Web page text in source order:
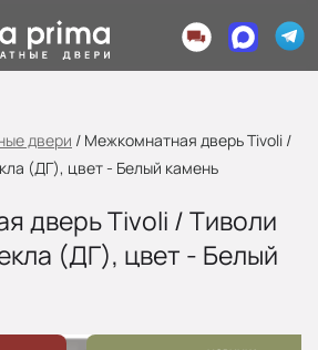
двери / Межкомнатная дверь Tivoli /
(ДГ), цвет - Белый камень
дверь Tivoli / Тиволи
(ДГ), цвет - Белый